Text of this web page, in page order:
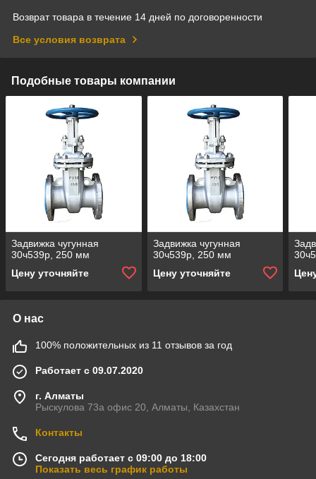
Возврат товара в течение 14 дней по договоренности
Все условия возврата
Подобные товары компании
Задвижка чугунная
30ч539р, 250 мм
Цену уточняйте
Задвижка чугунная
30ч539р, 250 мм
Цену уточняйте
О нас
100% положительных из 11 отзывов за год
Работает с 09.07.2020
г. Алматы
Рыскулова 73а офис 20, Алматы, Казахстан
Контакты
Сегодня работает с 09:00 до 18:00
Показать весь график работы